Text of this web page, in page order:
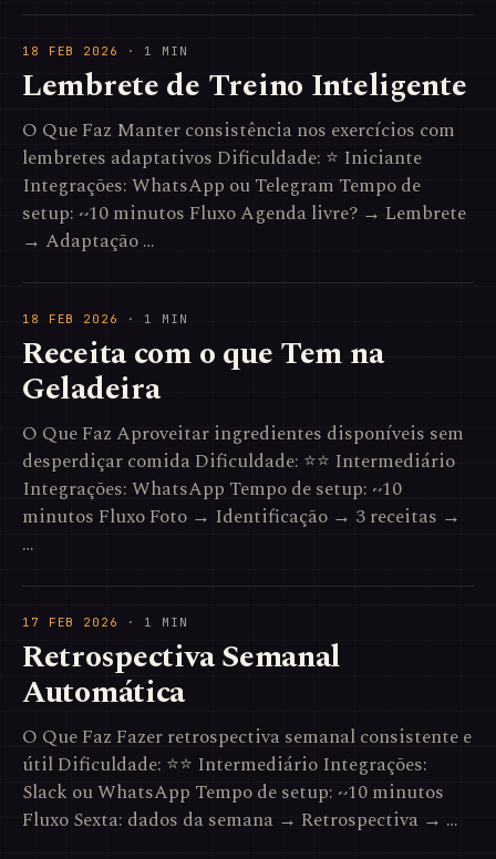
18 FEB 2026 · 1 MIN
Lembrete de Treino Inteligente
O Que Faz Manter consistência nos exercícios com
lembretes adaptativos Dificuldade: ⭐ Iniciante
Integrações: WhatsApp ou Telegram Tempo de
setup: ~10 minutos Fluxo Agenda livre? → Lembrete
→ Adaptação …
18 FEB 2026 · 1 MIN
Receita com o que Tem na
Geladeira
O Que Faz Aproveitar ingredientes disponíveis sem
desperdiçar comida Dificuldade: ⭐⭐ Intermediário
Integrações: WhatsApp Tempo de setup: ~10
minutos Fluxo Foto → Identificação → 3 receitas →
…
17 FEB 2026 · 1 MIN
Retrospectiva Semanal
Automática
O Que Faz Fazer retrospectiva semanal consistente e
útil Dificuldade: ⭐⭐ Intermediário Integrações:
Slack ou WhatsApp Tempo de setup: ~10 minutos
Fluxo Sexta: dados da semana → Retrospectiva → …